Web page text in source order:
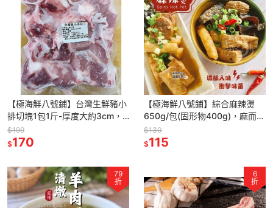
【極海鮮八號鋪】台灣生鮮豬小
排切塊1包1斤-厚度大約3cm，
連骨帶肉肥瘦均勻，適合蒸煮、
燉煮等。冷凍包裝出貨
$199
$170
【極海鮮八號鋪】綜合麻辣燙
650g/包(固形物400g)，麻而不
烈、辣而不燥，深得人心！
$130
$115
79
折
6
折